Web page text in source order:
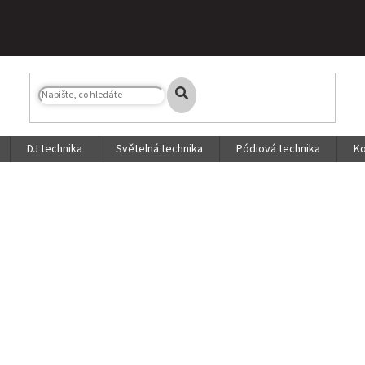
DJ technika Světelná technika Pódiová technika